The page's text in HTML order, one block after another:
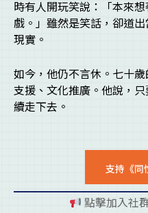
時有人開玩笑說：「本來
戲。」雖然是笑話，卻道
現實。
如今，他仍不言休。七十
支援、文化推廣。他說，
續走下去。
支持《同
點擊加入社